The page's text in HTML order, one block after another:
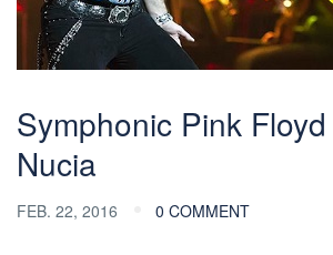
Symphonic Pink
Nucia
FEB. 22, 2016 0 COMMENT